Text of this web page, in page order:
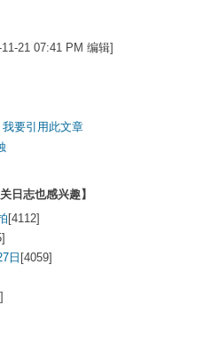
21 07:41 PM 编辑]
我要引用此文章
日志也感兴趣】
[4112]
日 [4059]